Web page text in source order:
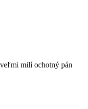
milí ochotný pán